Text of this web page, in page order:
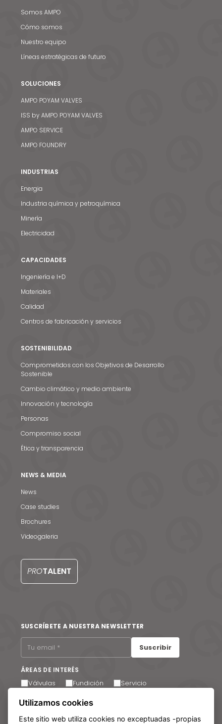
Noticias y medios
Contacto
Somos AMPO
Cómo somos
Nuestro equipo
Líneas estratégicas de futuro
SOLUCIONES
AMPO POYAM VALVES
ISS by AMPO POYAM VALVES
AMPO SERVICE
AMPO FOUNDRY
INDUSTRIAS
Energia
Industria química y petroquímica
Minería
Electricidad
CAPACIDADES
Ingeniería e I+D
Materiales
Calidad
Centros de fabricación y servicios
SOSTENIBILIDAD
Comprometidos con los Objetivos de Desarrollo
Sostenible
Cambio climático y medio ambiente
Innovación y tecnología
Personas
Compromiso social
Ética y transparencia
NEWS & MEDIA
News
Case studies
Brochures
Videogaleria
PROTALENT
SUSCRÍBETE A NUESTRA NEWSLETTER
Suscribir
ÁREAS DE INTERÉS
Válvulas Fundición Servicio
Acepto recibir comunicaciones por correo electrónico.
través del enlace que encontrará en el pie de página de
Utilizamos cookies
Este sitio web utiliza cookies no exceptuadas -propias